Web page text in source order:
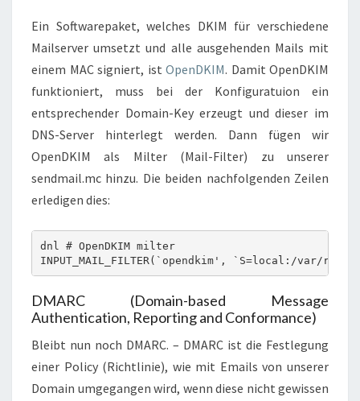
Ein Softwarepaket, welches DKIM für verschiedene
Mailserver umsetzt und alle ausgehenden Mails mit
einem MAC signiert, ist OpenDKIM. Damit OpenDKIM
funktioniert, muss bei der Konfiguratuion ein
entsprechender Domain-Key erzeugt und dieser im
DNS-Server hinterlegt werden. Dann fügen wir
OpenDKIM als Milter (Mail-Filter) zu unserer
sendmail.mc hinzu. Die beiden nachfolgenden Zeilen
erledigen dies:
dnl # OpenDKIM milter
INPUT_MAIL_FILTER(`opendkim', `S=local:/var/run/
DMARC (Domain-based Message
Authentication, Reporting and Conformance)
Bleibt nun noch DMARC. – DMARC ist die Festlegung
einer Policy (Richtlinie), wie mit Emails von unserer
Domain umgegangen wird, wenn diese nicht gewissen